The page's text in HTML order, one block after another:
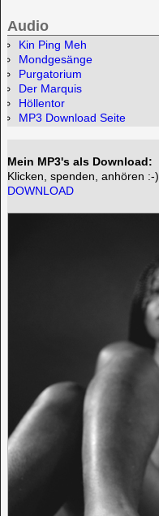
Audio
Kin Ping Meh
Mondgesänge
Purgatorium
Der Marquis
Höllentor
MP3 Download Seite
Mein MP3's als Download:
Klicken, spenden, anhören :-)
DOWNLOAD